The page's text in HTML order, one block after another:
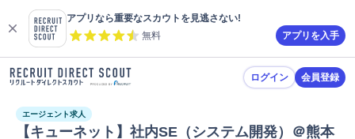
アプリなら重要なスカウトを見逃さない!
無料
アプリを入手
ログイン 会員登録
エージェント求人
【キューネット】社内SE（システム開発）＠熊本